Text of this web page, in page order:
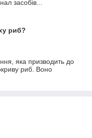
засобів...
риб?
яка призводить до
риб. Воно